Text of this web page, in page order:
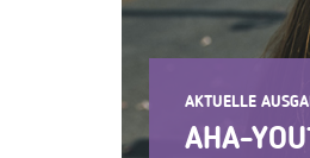
AKTUELLE
AHA-